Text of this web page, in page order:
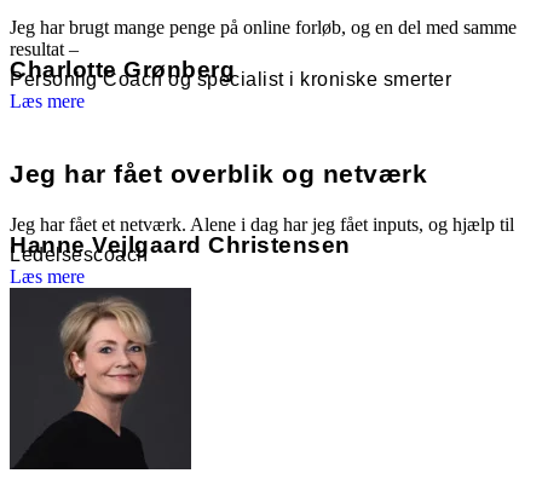
Jeg har brugt mange penge på online forløb, og en del med samme
resultat –
Charlotte Grønberg
Personlig Coach og specialist i kroniske smerter
Læs mere
Jeg har fået overblik og netværk
Jeg har fået et netværk. Alene i dag har jeg fået inputs, og hjælp til
Hanne Vejlgaard Christensen
Ledelsescoach
Læs mere